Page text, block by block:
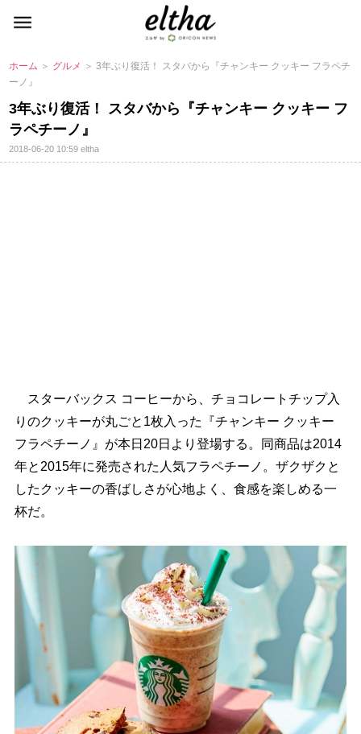
ホーム ＞ グルメ ＞ 3年ぶり復活！ スタバから『チャンキー クッキー フラペチ
ーノ』
3年ぶり復活！ スタバから『チャンキー クッキー フ
ラペチーノ』
2018-06-20 10:59eltha
スターバックス コーヒーから、チョコレートチップ入
りのクッキーが丸ごと1枚入った『チャンキー クッキー
フラペチーノ』が本日20日より登場する。同商品は2014
年と2015年に発売された人気フラペチーノ。ザクザクと
したクッキーの香ばしさが心地よく、食感を楽しめる一
杯だ。